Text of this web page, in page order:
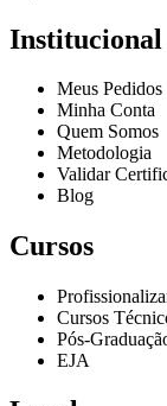
Institucional
Meus Pedidos
Minha Conta
Quem Somos
Metodologia
Validar
Blog
Cursos
Cursos
Pós-
EJA